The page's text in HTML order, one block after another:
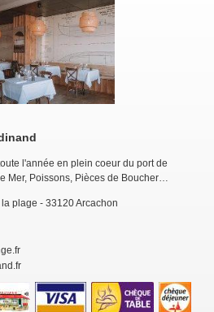
l'année en plein coeur du port de
Mer, Poissons, Pièces de Boucher…
plage - 33120 Arcachon